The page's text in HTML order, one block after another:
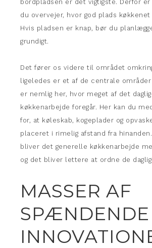
bordpladsen er det vigtigste. Derfor
du overvejer, hvor god plads køkkenet
Hvis pladsen er knap, bør du
grundigt.
Det fører os videre til området
ligeledes er et af de centrale
er nemlig her, hvor meget af det
køkkenarbejde foregår. Her kan du
for, at køleskab, kogeplader og
placeret i rimelig afstand fra
bliver det generelle køkkenarbejde
og det bliver lettere at ordne de
MASSER AF
SPÆNDENDE